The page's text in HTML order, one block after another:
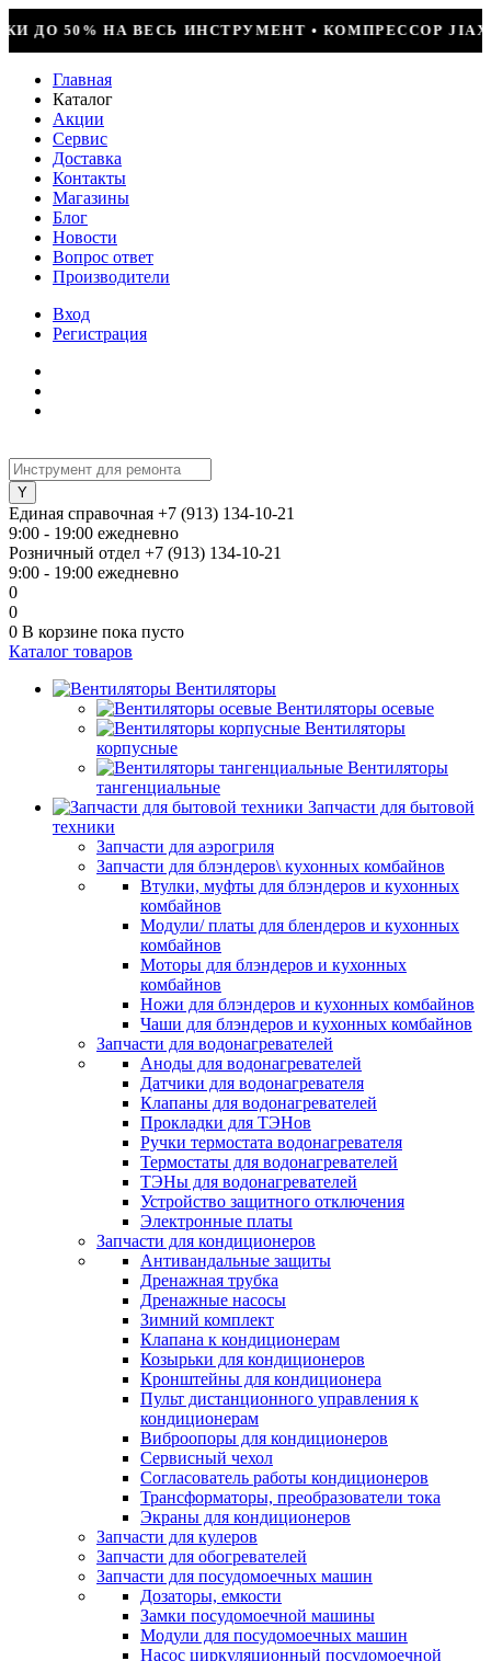
• КОМПРЕССОР JIAXIPERA T1114YB, 170ВТ, R-
Главная
Каталог
Акции
Сервис
Доставка
Контакты
Магазины
Блог
Новости
Вопрос ответ
Производители
Вход
Регистрация
Единая справочная +7 (913) 134-10-21
9:00 - 19:00 ежедневно
Розничный отдел +7 (913) 134-10-21
9:00 - 19:00 ежедневно
0
0
0 В корзине пока пусто
Каталог товаров
Вентиляторы
Вентиляторы осевые
Вентиляторы
корпусные
Вентиляторы
тангенциальные
Запчасти для бытовой
техники
Запчасти для аэрогриля
Запчасти для блэндеров\ кухонных комбайнов
Втулки, муфты для блэндеров и кухонных
комбайнов
Модули/ платы для блендеров и кухонных
комбайнов
Моторы для блэндеров и кухонных
комбайнов
Ножи для блэндеров и кухонных комбайнов
Чаши для блэндеров и кухонных комбайнов
Запчасти для водонагревателей
Аноды для водонагревателей
Датчики для водонагревателя
Клапаны для водонагревателей
Прокладки для ТЭНов
Ручки термостата водонагревателя
Термостаты для водонагревателей
ТЭНы для водонагревателей
Устройство защитного отключения
Электронные платы
Запчасти для кондиционеров
Антивандальные защиты
Дренажная трубка
Дренажные насосы
Зимний комплект
Клапана к кондиционерам
Козырьки для кондиционеров
Кронштейны для кондиционера
Пульт дистанционного управления к
кондиционерам
Виброопоры для кондиционеров
Сервисный чехол
Согласователь работы кондиционеров
Трансформаторы, преобразователи тока
Экраны для кондиционеров
Запчасти для кулеров
Запчасти для обогревателей
Запчасти для посудомоечных машин
Дозаторы, емкости
Замки посудомоечной машины
Модули для посудомоечных машин
Насос циркуляционный посудомоечной